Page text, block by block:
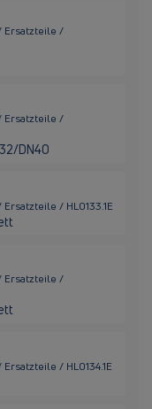
Ersatzteile /
Ersatzteile /
DN40
/ HL0133.1E
Ersatzteile /
/ HL0134.1E